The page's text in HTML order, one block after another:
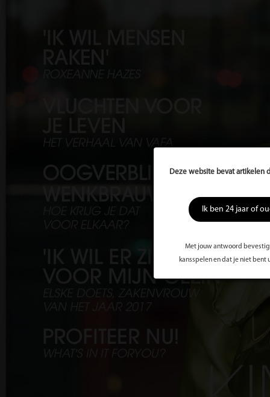
Deze website bevat artikelen
Ik ben 24 jaar of
Met jouw antwoord bevestig
kansspelen en dat je niet bent